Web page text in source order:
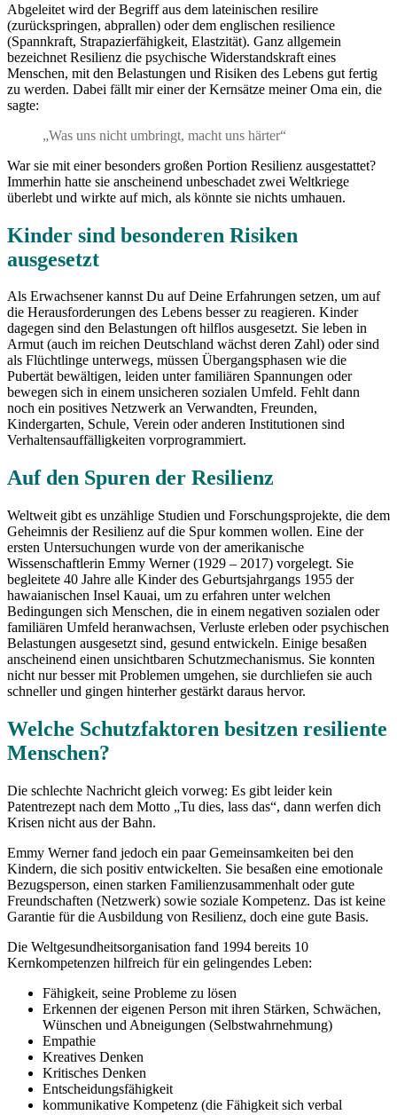
Abgeleitet wird der Begriff aus dem lateinischen resilire
(zurückspringen, abprallen) oder dem englischen resilience
(Spannkraft, Strapazierfähigkeit, Elastzität). Ganz allgemein
bezeichnet Resilienz die psychische Widerstandskraft eines
Menschen, mit den Belastungen und Risiken des Lebens gut fertig
zu werden. Dabei fällt mir einer der Kernsätze meiner Oma ein, die
sagte:
„Was uns nicht umbringt, macht uns härter“
War sie mit einer besonders großen Portion Resilienz ausgestattet?
Immerhin hatte sie anscheinend unbeschadet zwei Weltkriege
überlebt und wirkte auf mich, als könnte sie nichts umhauen.
Kinder sind besonderen Risiken
ausgesetzt
Als Erwachsener kannst Du auf Deine Erfahrungen setzen, um auf
die Herausforderungen des Lebens besser zu reagieren. Kinder
dagegen sind den Belastungen oft hilflos ausgesetzt. Sie leben in
Armut (auch im reichen Deutschland wächst deren Zahl) oder sind
als Flüchtlinge unterwegs, müssen Übergangsphasen wie die
Pubertät bewältigen, leiden unter familiären Spannungen oder
bewegen sich in einem unsicheren sozialen Umfeld. Fehlt dann
noch ein positives Netzwerk an Verwandten, Freunden,
Kindergarten, Schule, Verein oder anderen Institutionen sind
Verhaltensauffälligkeiten vorprogrammiert.
Auf den Spuren der Resilienz
Weltweit gibt es unzählige Studien und Forschungsprojekte, die dem
Geheimnis der Resilienz auf die Spur kommen wollen. Eine der
ersten Untersuchungen wurde von der amerikanische
Wissenschaftlerin Emmy Werner (1929 – 2017) vorgelegt. Sie
begleitete 40 Jahre alle Kinder des Geburtsjahrgangs 1955 der
hawaianischen Insel Kauai, um zu erfahren unter welchen
Bedingungen sich Menschen, die in einem negativen sozialen oder
familiären Umfeld heranwachsen, Verluste erleben oder psychischen
Belastungen ausgesetzt sind, gesund entwickeln. Einige besaßen
anscheinend einen unsichtbaren Schutzmechanismus. Sie konnten
nicht nur besser mit Problemen umgehen, sie durchliefen sie auch
schneller und gingen hinterher gestärkt daraus hervor.
Welche Schutzfaktoren besitzen resiliente
Menschen?
Die schlechte Nachricht gleich vorweg: Es gibt leider kein
Patentrezept nach dem Motto „Tu dies, lass das“, dann werfen dich
Krisen nicht aus der Bahn.
Emmy Werner fand jedoch ein paar Gemeinsamkeiten bei den
Kindern, die sich positiv entwickelten. Sie besaßen eine emotionale
Bezugsperson, einen starken Familienzusammenhalt oder gute
Freundschaften (Netzwerk) sowie soziale Kompetenz. Das ist keine
Garantie für die Ausbildung von Resilienz, doch eine gute Basis.
Die Weltgesundheitsorganisation fand 1994 bereits 10
Kernkompetenzen hilfreich für ein gelingendes Leben:
Fähigkeit, seine Probleme zu lösen
Erkennen der eigenen Person mit ihren Stärken, Schwächen,
Wünschen und Abneigungen (Selbstwahrnehmung)
Empathie
Kreatives Denken
Kritisches Denken
Entscheidungsfähigkeit
kommunikative Kompetenz (die Fähigkeit sich verbal